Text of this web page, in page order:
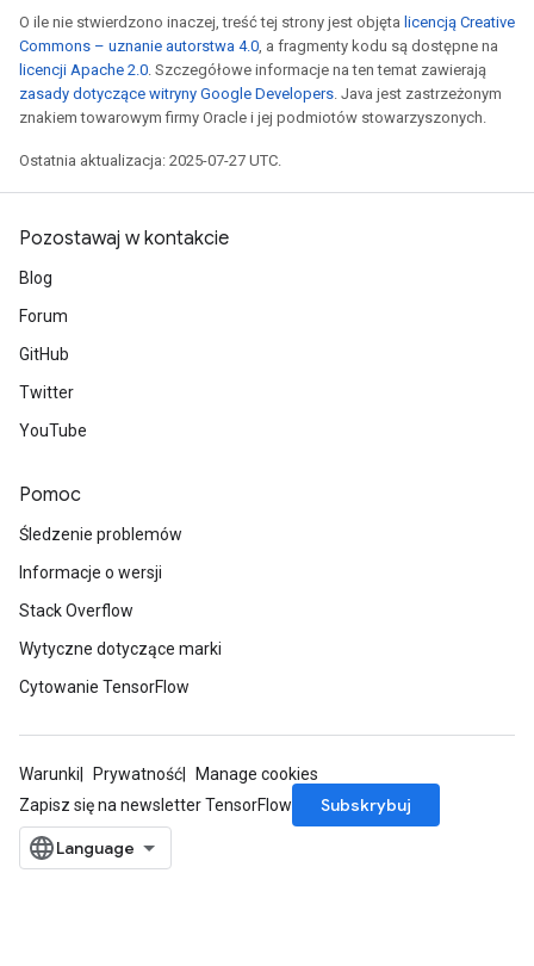
O ile nie stwierdzono inaczej, treść tej strony jest objęta licencją Creative
Commons – uznanie autorstwa 4.0, a fragmenty kodu są dostępne na
licencji Apache 2.0. Szczegółowe informacje na ten temat zawierają
zasady dotyczące witryny Google Developers. Java jest zastrzeżonym
znakiem towarowym firmy Oracle i jej podmiotów stowarzyszonych.
Ostatnia aktualizacja: 2025-07-27 UTC.
Pozostawaj w kontakcie
Blog
Forum
GitHub
Twitter
YouTube
Pomoc
Śledzenie problemów
Informacje o wersji
Stack Overflow
Wytyczne dotyczące marki
Cytowanie TensorFlow
Warunki Prywatność
Manage cookies
Zapisz się na newsletter TensorFlow
Subskrybuj